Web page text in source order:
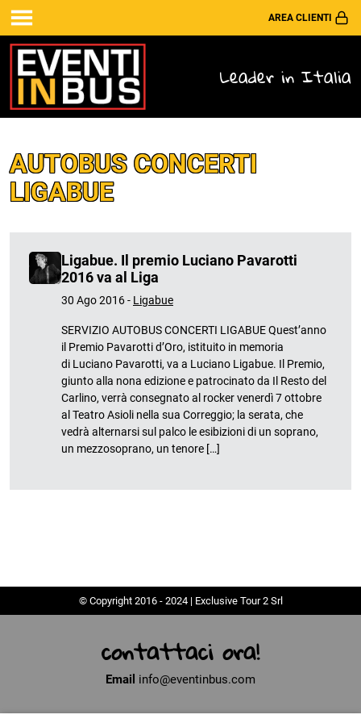
AREA CLIENTI
Leader in Italia
AUTOBUS CONCERTI
LIGABUE
Ligabue. Il premio Luciano Pavarotti
2016 va al Liga
30 Ago 2016 - Ligabue
SERVIZIO AUTOBUS CONCERTI LIGABUE Quest’anno
il Premio Pavarotti d’Oro, istituito in memoria
di Luciano Pavarotti, va a Luciano Ligabue. Il Premio,
giunto alla nona edizione e patrocinato da Il Resto del
Carlino, verrà consegnato al rocker venerdì 7 ottobre
al Teatro Asioli nella sua Correggio; la serata, che
vedrà alternarsi sul palco le esibizioni di un soprano,
un mezzosoprano, un tenore […]
© Copyright 2016 - 2024 | Exclusive Tour 2 Srl
contattaci ora!
Email info@eventinbus.com